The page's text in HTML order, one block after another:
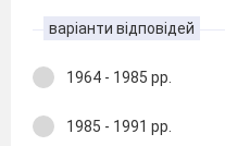
варіанти відповідей
1964 - 1985 рр.
1985 - 1991 рр.